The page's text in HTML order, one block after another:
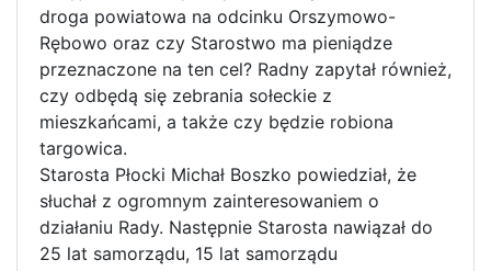
droga powiatowa na odcinku Orszymowo-
Rębowo oraz czy Starostwo ma pieniądze
przeznaczone na ten cel? Radny zapytał również,
czy odbędą się zebrania sołeckie z
mieszkańcami, a także czy będzie robiona
targowica.
Starosta Płocki Michał Boszko powiedział, że
słuchał z ogromnym zainteresowaniem o
działaniu Rady. Następnie Starosta nawiązał do
25 lat samorządu, 15 lat samorządu